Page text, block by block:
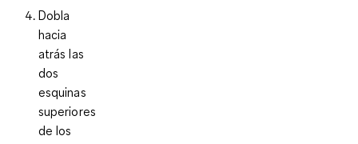
Dobla
hacia
atrás las
dos
esquinas
superiores
de los